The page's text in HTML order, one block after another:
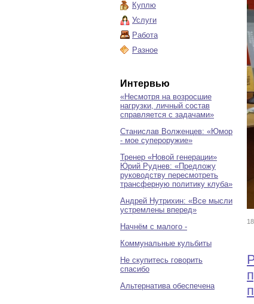
Куплю
Услуги
Работа
Разное
Интервью
«Несмотря на возросшие
нагрузки, личный состав
справляется с задачами»
Станислав Волженцев: «Юмор
- мое супероружие»
Тренер «Новой генерации»
Юрий Руднев: «Предложу
руководству пересмотреть
трансферную политику клуба»
Андрей Нутрихин: «Все мысли
устремлены вперед»
Начнём с малого -
Коммунальные кульбиты
Не скупитесь говорить
спасибо
Альтернатива обеспечена